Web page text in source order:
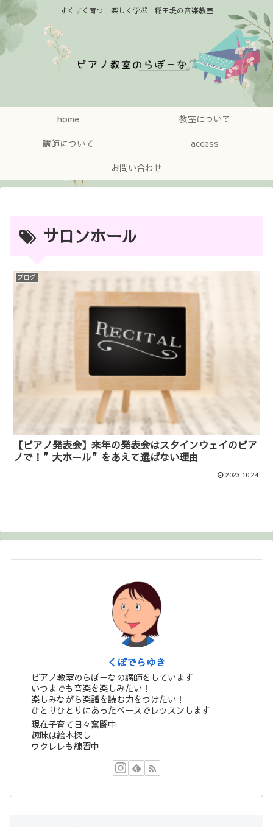
すくすく育つ 楽しく学ぶ 稲田堤の音楽教室
home
教室について
講師について
access
お問い合わせ
サロンホール
ブログ
【ピアノ発表会】来年の発表会はスタインウェイのピア
ノで！”大ホール”をあえて選ばない理由
2023.10.24
くぼでらゆき
ピアノ教室のらぼーなの講師をしています
いつまでも音楽を楽しみたい！
楽しみながら楽譜を読む力をつけたい！
ひとりひとりにあったペースでレッスンします
現在子育て日々奮闘中
趣味は絵本探し
ウクレレも練習中